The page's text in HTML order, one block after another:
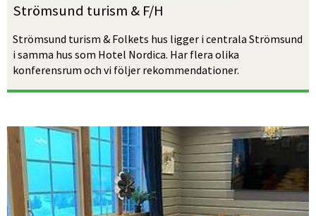
Strömsund turism & F/H
Strömsund turism & Folkets hus ligger i centrala Strömsund
i samma hus som Hotel Nordica. Har flera olika
konferensrum och vi följer rekommendationer.